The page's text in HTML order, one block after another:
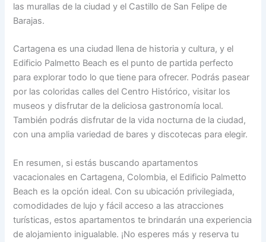
las murallas de la ciudad y el Castillo de San Felipe de
Barajas.
Cartagena es una ciudad llena de historia y cultura, y el
Edificio Palmetto Beach es el punto de partida perfecto
para explorar todo lo que tiene para ofrecer. Podrás pasear
por las coloridas calles del Centro Histórico, visitar los
museos y disfrutar de la deliciosa gastronomía local.
También podrás disfrutar de la vida nocturna de la ciudad,
con una amplia variedad de bares y discotecas para elegir.
En resumen, si estás buscando apartamentos
vacacionales en Cartagena, Colombia, el Edificio Palmetto
Beach es la opción ideal. Con su ubicación privilegiada,
comodidades de lujo y fácil acceso a las atracciones
turísticas, estos apartamentos te brindarán una experiencia
de alojamiento inigualable. ¡No esperes más y reserva tu